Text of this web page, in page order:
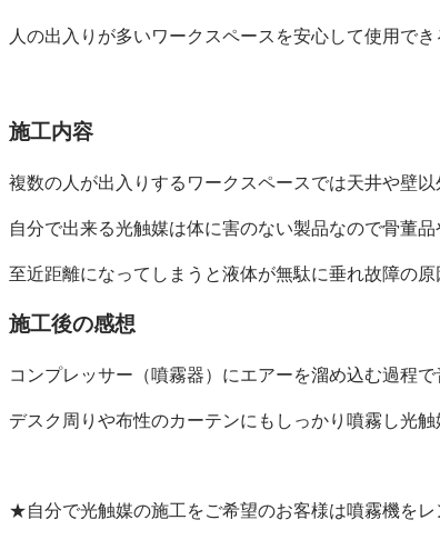
人の出入りが多いワークスペースを安心して使用で
施工内容
複数の人が出入りするワークスペースでは天井や壁
自分で出来る光触媒は体に害のない製品なので骨董
至近距離になってしまうと液体が無駄に垂れ故障の
施工後の感想
コンプレッサー（噴霧器）にエアーを溜め込む過程
デスク周りや布性のカーテンにもしっかり噴霧し光触
★自分で光触媒の施工をご希望のお客様は噴霧機を